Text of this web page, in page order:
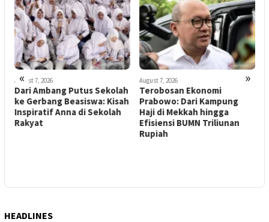
« »
August 7, 2026
Dari Ambang Putus Sekolah
ke Gerbang Beasiswa: Kisah
Inspiratif Anna di Sekolah
Rakyat
August 7, 2026
Terobosan Ekonomi
Prabowo: Dari Kampung
Haji di Mekkah hingga
Efisiensi BUMN Triliunan
Rupiah
HEADLINES